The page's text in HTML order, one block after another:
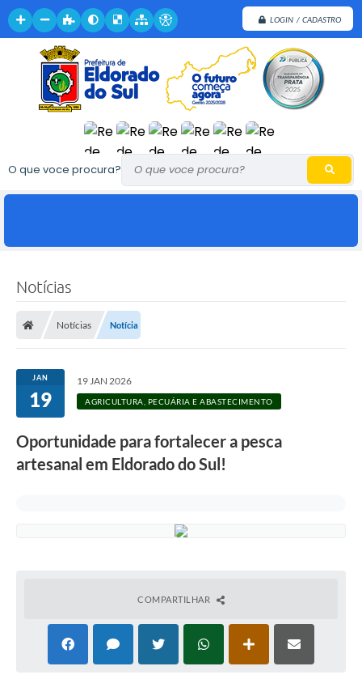
LOGIN / CADASTRO
O que voce procura?
Notícias
Notícias Notícia
JAN
19
19 JAN 2026
AGRICULTURA, PECUÁRIA E ABASTECIMENTO
Oportunidade para fortalecer a pesca
artesanal em Eldorado do Sul!
COMPARTILHAR